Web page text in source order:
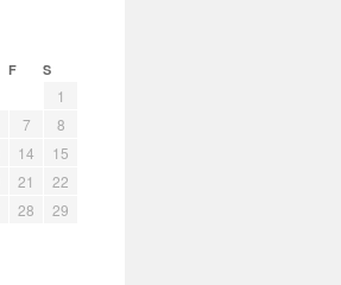
F S
1
7
8
14
15
21
22
28
29